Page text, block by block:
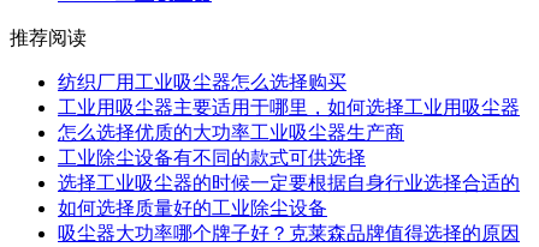
推荐阅读
纺织厂用工业吸尘器怎么选择购买
工业用吸尘器主要适用于哪里，如何选择工业用吸尘器
怎么选择优质的大功率工业吸尘器生产商
工业除尘设备有不同的款式可供选择
选择工业吸尘器的时候一定要根据自身行业选择合适的
如何选择质量好的工业除尘设备
吸尘器大功率哪个牌子好？克莱森品牌值得选择的原因